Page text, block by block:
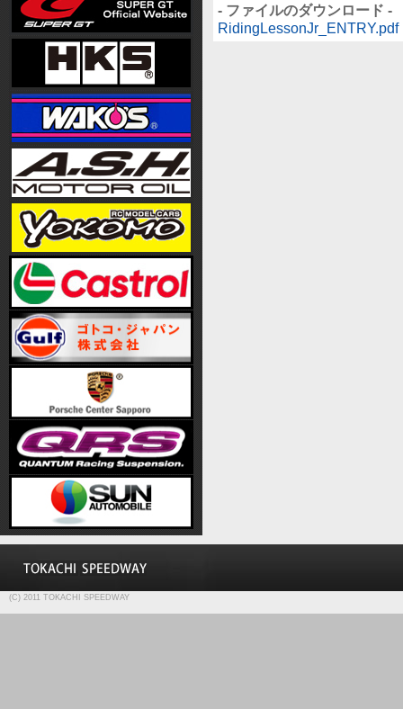
- ファイルのダウンロード -
RidingLessonJr_ENTRY.pdf
(C) 2011 TOKACHI SPEEDWAY